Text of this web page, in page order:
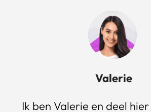
Valerie
Ik ben Valerie en deel